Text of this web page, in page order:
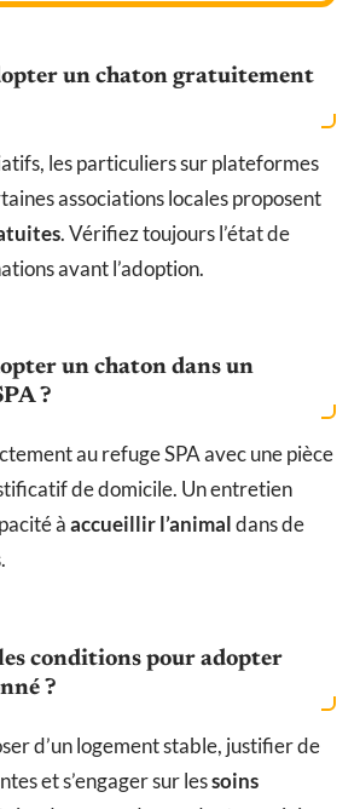
un chaton gratuitement
les particuliers sur plateformes
associations locales proposent
. Vérifiez toujours l’état de
avant l’adoption.
un chaton dans un
?
au refuge SPA avec une pièce
de domicile. Un entretien
àaccueillir l’animaldans de
conditions pour adopter
?
d’un logement stable, justifier de
et s’engager sur lessoins